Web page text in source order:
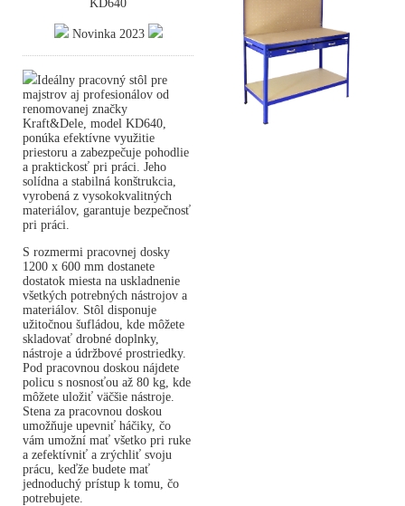
KD640
Novinka 2023
Ideálny pracovný stôl pre
majstrov aj profesionálov od
renomovanej značky
Kraft&Dele, model KD640,
ponúka efektívne využitie
priestoru a zabezpečuje pohodlie
a praktickosť pri práci. Jeho
solídna a stabilná konštrukcia,
vyrobená z vysokokvalitných
materiálov, garantuje bezpečnosť
pri práci.
S rozmermi pracovnej dosky
1200 x 600 mm dostanete
dostatok miesta na uskladnenie
všetkých potrebných nástrojov a
materiálov. Stôl disponuje
užitočnou šufládou, kde môžete
skladovať drobné doplnky,
nástroje a údržbové prostriedky.
Pod pracovnou doskou nájdete
policu s nosnosťou až 80 kg, kde
môžete uložiť väčšie nástroje.
Stena za pracovnou doskou
umožňuje upevniť háčiky, čo
vám umožní mať všetko pri ruke
a zefektívniť a zrýchliť svoju
prácu, keďže budete mať
jednoduchý prístup k tomu, čo
potrebujete.